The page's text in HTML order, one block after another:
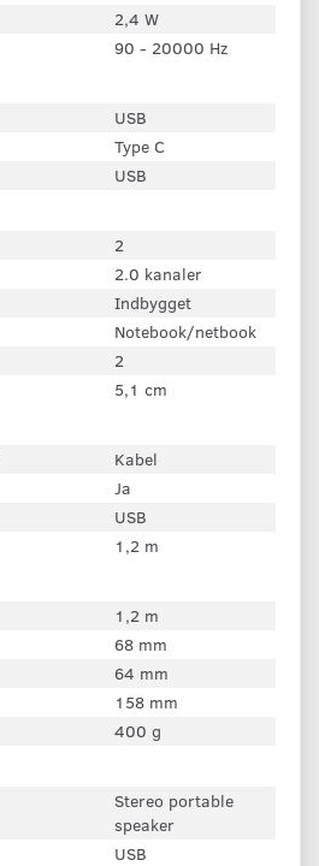
2,4 W
90 - 20000 Hz
USB
Type C
USB
2
2.0 kanaler
Indbygget
Notebook/netbook
2
5,1 cm
Kabel
Ja
USB
1,2 m
1,2 m
68 mm
64 mm
158 mm
400 g
Stereo portable
speaker
USB